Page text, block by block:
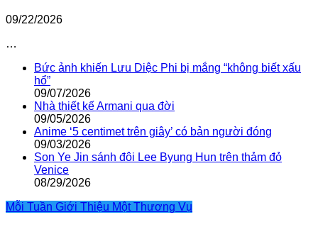
09/22/2026
…
Bức ảnh khiến Lưu Diệc Phi bị mắng “không biết xấu
hổ”
09/07/2026
Nhà thiết kế Armani qua đời
09/05/2026
Anime ‘5 centimet trên giây’ có bản người đóng
09/03/2026
Son Ye Jin sánh đôi Lee Byung Hun trên thảm đỏ
Venice
08/29/2026
Mỗi Tuần Giới Thiệu Một Thương Vụ